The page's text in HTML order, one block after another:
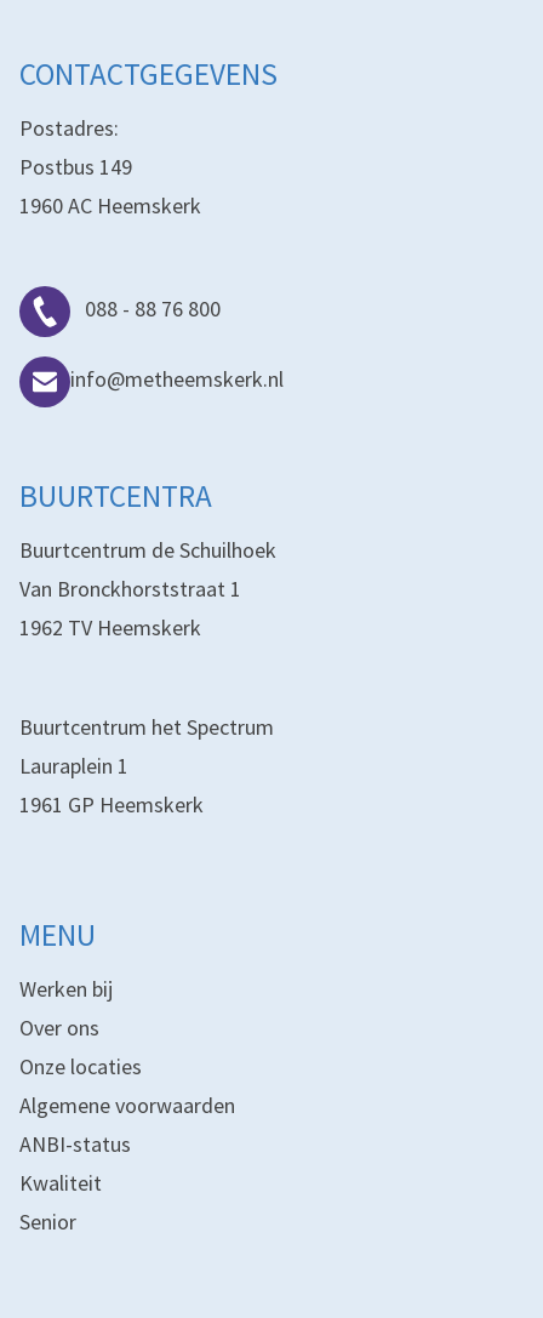
CONTACTGEGEVENS
Postadres:
Postbus 149
1960 AC Heemskerk
088 - 88 76 800
info@metheemskerk.nl
BUURTCENTRA
Buurtcentrum de Schuilhoek
Van Bronckhorststraat 1
1962 TV Heemskerk
Buurtcentrum het Spectrum
Lauraplein 1
1961 GP Heemskerk
MENU
Werken bij
Over ons
Onze locaties
Algemene voorwaarden
ANBI-status
Kwaliteit
Senior